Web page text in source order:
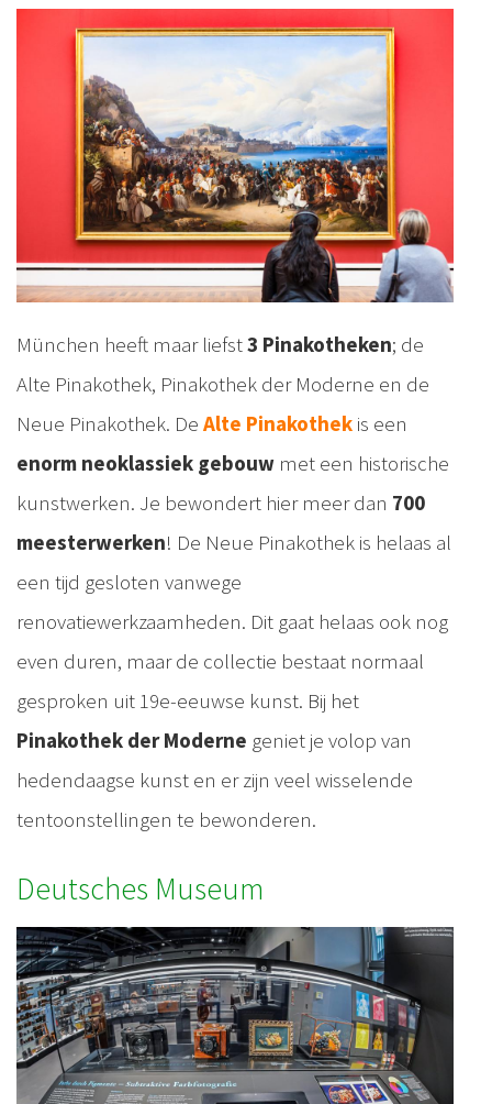
München heeft maar liefst3 Pinakotheken; de
Alte Pinakothek, Pinakothek der Moderne en de
Neue Pinakothek. De Alte Pinakothek is een
enorm neoklassiek gebouw met een historische
kunstwerken. Je bewondert hier meer dan 700
meesterwerken! De Neue Pinakothek is helaas al
een tijd gesloten vanwege
renovatiewerkzaamheden. Dit gaat helaas ook nog
even duren, maar de collectie bestaat normaal
gesproken uit 19e-eeuwse kunst. Bij het
Pinakothek der Moderne geniet je volop van
hedendaagse kunst en er zijn veel wisselende
tentoonstellingen te bewonderen.
Deutsches Museum